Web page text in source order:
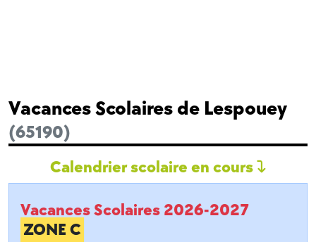
Vacances Scolaires de Lespouey
(65190)
Calendrier scolaire en cours
Vacances Scolaires 2026-2027
ZONE C